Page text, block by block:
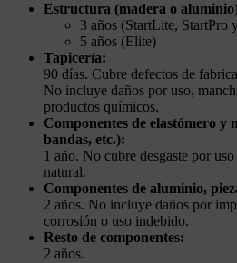
Estructura (madera o
3 años (StartLite, StartPro
5 años (Elite)
Tapicería:
90 días. Cubre defectos de
No incluye daños por uso,
productos químicos.
Componentes de elastómero y
bandas, etc.):
1 año. No cubre desgaste por
natural.
Componentes de aluminio,
2 años. No incluye daños por
corrosión o uso indebido.
Resto de componentes:
2 años.